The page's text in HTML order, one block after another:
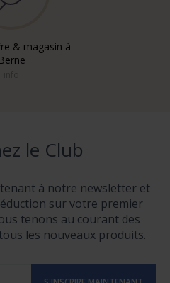
& magasin à
Berne
le Club
à notre newsletter et
sur votre premier
tenons au courant des
les nouveaux produits.